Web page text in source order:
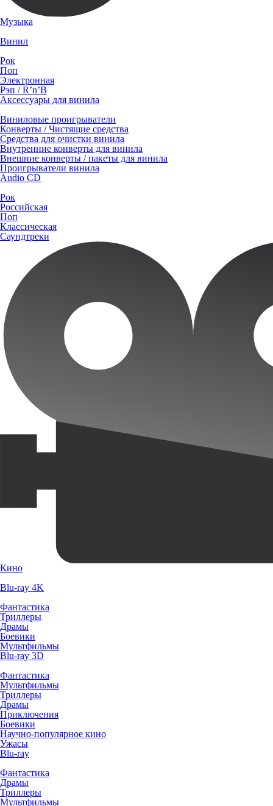
Музыка
Винил
Рок
Поп
Электронная
Рэп / R’n’B
Аксессуары для винила
Виниловые проигрыватели
Конверты / Чистящие средства
Средства для очистки винила
Внутренние конверты для винила
Внешние конверты / пакеты для винила
Проигрыватели винила
Audio CD
Рок
Российская
Поп
Классическая
Саундтреки
Кино
Blu-ray 4K
Фантастика
Триллеры
Драмы
Боевики
Мультфильмы
Blu-ray 3D
Фантастика
Мультфильмы
Триллеры
Драмы
Приключения
Боевики
Научно-популярное кино
Ужасы
Blu-ray
Фантастика
Драмы
Триллеры
Мультфильмы